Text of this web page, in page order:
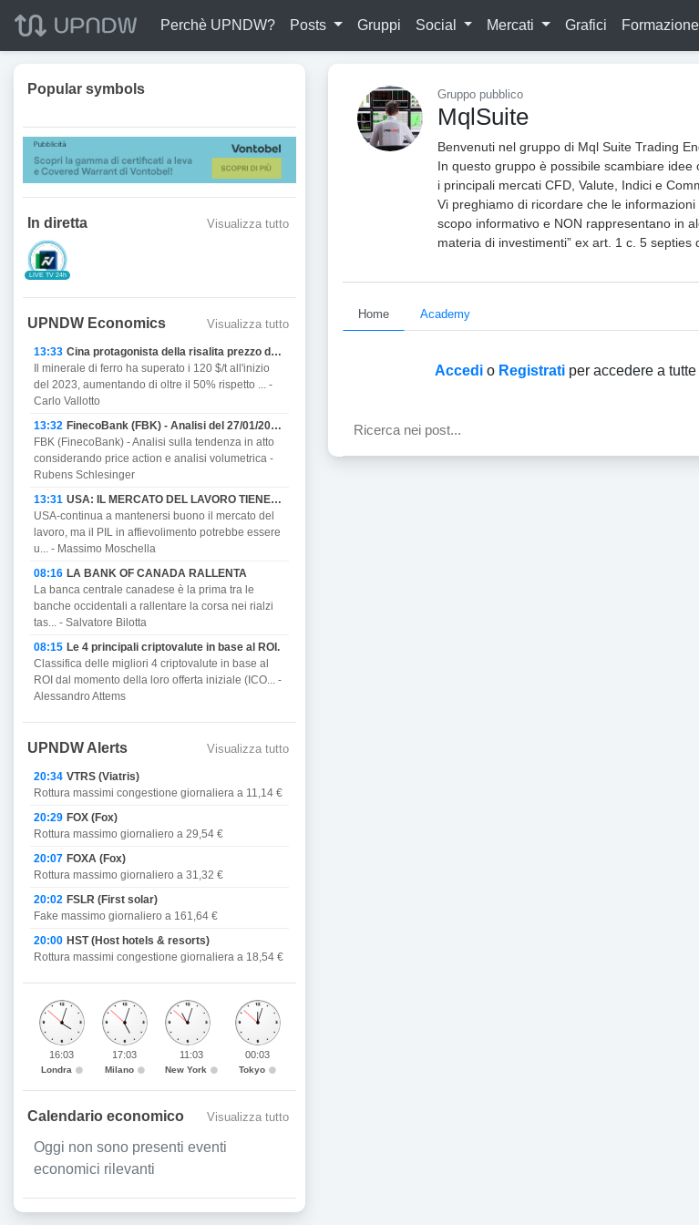
Perchè UPNDW? Posts Gruppi Social Mercati Grafici Formazione
Gruppo pubblico
MqlSuite
Benvenuti nel gruppo di Mql Suite Trading
In questo gruppo è possibile scambiare
i principali mercati CFD, Valute, Indici e
Vi preghiamo di ricordare che le
scopo informativo e NON rappresentano in
materia di investimenti” ex art. 1 c. 5 septies
Home Academy
Accedi o Registrati per accedere a
Popular symbols
In diretta Visualizza tutto
LIVE TV 24h
UPNDW Economics Visualizza tutto
13:33
Cina protagonista della risalita prezzo del Ferro
Il minerale di ferro ha superato i 120 $/t all'inizio
del 2023, aumentando di oltre il 50% rispetto ... -
Carlo Vallotto
13:32
FinecoBank (FBK) - Analisi del 27/01/2023
FBK (FinecoBank) - Analisi sulla tendenza in atto
considerando price action e analisi volumetrica -
Rubens Schlesinger
13:31
USA: IL MERCATO DEL LAVORO TIENE MA PROMETTE DI AFFIEVOLIRSI CON IL PIL E MINACCIA RECESSIONE.
USA-continua a mantenersi buono il mercato del
lavoro, ma il PIL in affievolimento potrebbe essere
u... - Massimo Moschella
08:16 LA BANK OF CANADA RALLENTA
La banca centrale canadese è la prima tra le
banche occidentali a rallentare la corsa nei rialzi
tas... - Salvatore Bilotta
08:15 Le 4 principali criptovalute in base al ROI.
Classifica delle migliori 4 criptovalute in base al
ROI dal momento della loro offerta iniziale (ICO... -
Alessandro Attems
UPNDW Alerts Visualizza tutto
20:34 VTRS (Viatris)
Rottura massimi congestione giornaliera a 11,14 €
20:29 FOX (Fox)
Rottura massimo giornaliero a 29,54 €
20:07 FOXA (Fox)
Rottura massimo giornaliero a 31,32 €
20:02 FSLR (First solar)
Fake massimo giornaliero a 161,64 €
20:00 HST (Host hotels & resorts)
Rottura massimi congestione giornaliera a 18,54 €
16:03
Londra
17:03
Milano
11:03
New York
00:03
Tokyo
Calendario economico Visualizza tutto
Oggi non sono presenti eventi
economici rilevanti